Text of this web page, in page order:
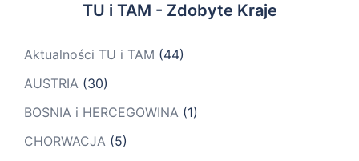
TU i TAM - Zdobyte Kraje
Aktualności TU i TAM (44)
AUSTRIA (30)
BOSNIA i HERCEGOWINA (1)
CHORWACJA (5)